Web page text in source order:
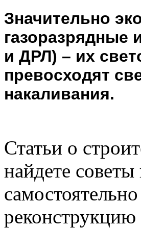
Значительно
газоразрядные
и ДРЛ) – их
превосходят
накаливания.
Статьи о
найдете